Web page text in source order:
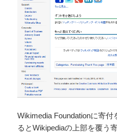
Wikimedia Foundationに寄
るとWikipediaの上部を覆う